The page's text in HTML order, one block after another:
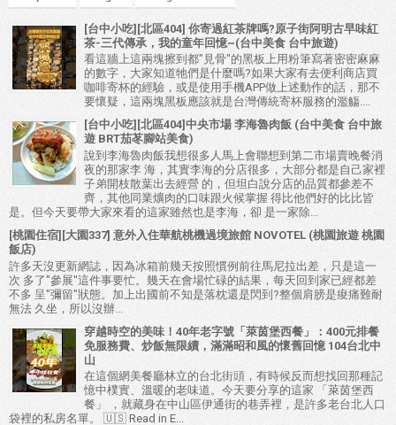
[台中小吃][北區404] 你寄過紅茶牌嗎?原子街阿明古早味紅
茶-三代傳承，我的童年回憶~(台中美食 台中旅遊)
看這牆上這兩塊擦到都"見骨"的黑板上用粉筆寫著密密麻麻
的數字，大家知道牠們是什麼嗎?如果大家有去便利商店買
咖啡寄杯的經驗，或是使用手機APP做上述動作的話，那不
要懷疑，這兩塊黑板應該就是台灣傳統寄杯服務的濫觴....
[台中小吃][北區404]中央市場 李海魯肉飯 (台中美食 台中旅
遊 BRT茄苳腳站美食)
說到李海魯肉飯我想很多人馬上會聯想到第二市場賣晚餐消
夜的那家李 海，其實李海的分店很多，大部分都是自己家裡
子弟開枝散葉出去經營 的，但坦白說分店的品質都參差不
齊，其他同業爌肉的口味跟火候掌握 得比他們好的比比皆
是。但今天要帶大家來看的這家雖然也是李海，卻 是一家除...
[桃園住宿][大園337] 意外入住華航桃機過境旅館 NOVOTEL (桃園旅遊 桃園
飯店)
許多天沒更新網誌，因為冰箱前幾天按照慣例前往馬尼拉出差，只是這一
次 多了"參展"這件事要忙。幾天在會場忙碌的結果，每天回到家已經都差
不多 呈"彌留"狀態。加上出國前不知是落枕還是閃到?整個肩膀是痠痛難耐
無法 久坐，所以沒辦...
穿越時空的美味！40年老字號「萊茵堡西餐」：400元排餐
免服務費、炒飯無限續，滿滿昭和風的懷舊回憶 104台北中
山
在這個網美餐廳林立的台北街頭，有時候反而想找回那種記
憶中樸實、溫暖的老味道。今天要分享的這家 「萊茵堡西
餐」 ，就藏身在中山區伊通街的巷弄裡，是許多老台北人口
袋裡的私房名單。 🇺🇸 Read in E...